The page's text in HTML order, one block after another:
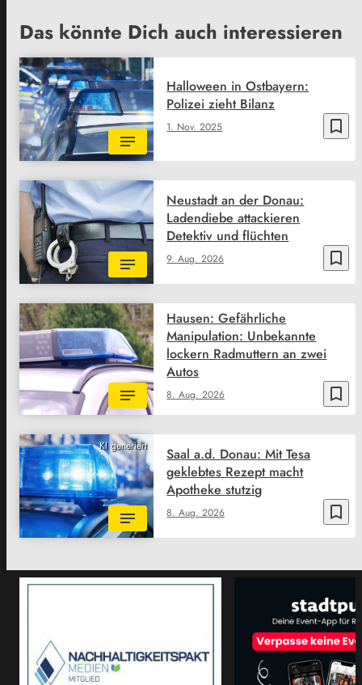
Das könnte Dich auch interessieren
bookmark_border
1. Nov. 2025
Halloween in Ostbayern:
Polizei zieht Bilanz
bookmark_border
9. Aug. 2026
Neustadt an der Donau:
Ladendiebe attackieren
Detektiv und flüchten
bookmark_border
8. Aug. 2026
Hausen: Gefährliche
Manipulation: Unbekannte
lockern Radmuttern an zwei
Autos
KI generiert
bookmark_border
8. Aug. 2026
Saal a.d. Donau: Mit Tesa
geklebtes Rezept macht
Apotheke stutzig